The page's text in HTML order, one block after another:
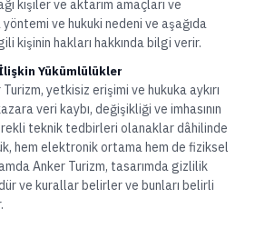
kişiler ve aktarım amaçları ve
ve hukuki nedeni ve aşağıda
kişinin hakları hakkında bilgi verir.
Yükümlülükler
yetkisiz erişimi ve hukuka aykırı
veri kaybı, değişikliği ve imhasının
teknik tedbirleri olanaklar dâhilinde
hem elektronik ortama hem de fiziksel
Anker Turizm, tasarımda gizlilik
ve kurallar belirler ve bunları belirli